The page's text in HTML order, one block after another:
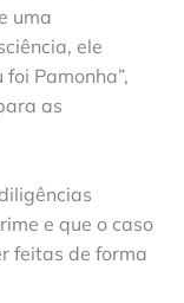
uma
ele
Pamonha”,
as
e que o caso
feitas de forma